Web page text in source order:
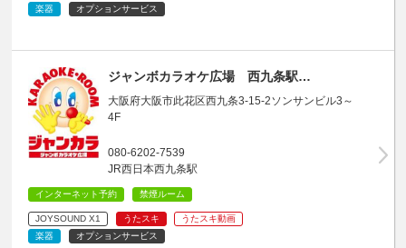
楽器
オプションサービス
ジャンボカラオケ広場 西九条駅…
大阪府大阪市此花区西九条3-15-2ソンサンビル3～
4F
080-6202-7539
JR西日本西九条駅
インターネット予約 禁煙ルーム
JOYSOUND X1 うたスキ
うたスキ動画
楽器
オプションサービス